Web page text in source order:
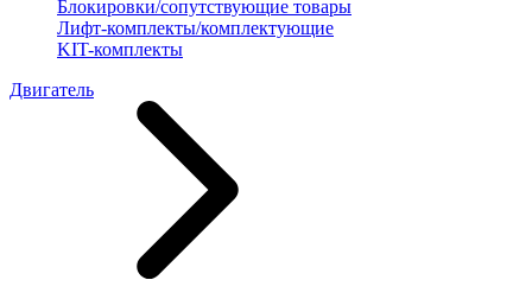
Блокировки/сопутствующие товары
Лифт-комплекты/комплектующие
KIT-комплекты
Двигатель